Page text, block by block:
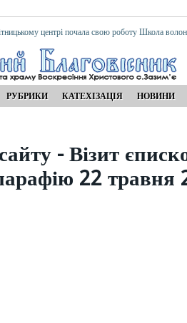
центрі почала свою роботу Школа
РУБРИКИ КАТЕХІЗАЦІЯ НОВИНИ
- Візит
22 травня